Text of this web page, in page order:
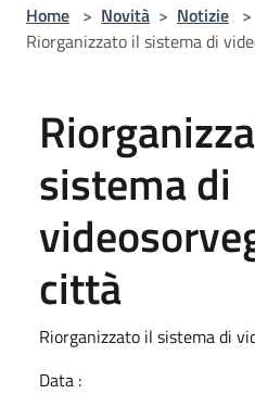
Home > Novità > Notizie >
Riorganizzato il sistema di
sistema di
città
Riorganizzato il sistema di
Data :